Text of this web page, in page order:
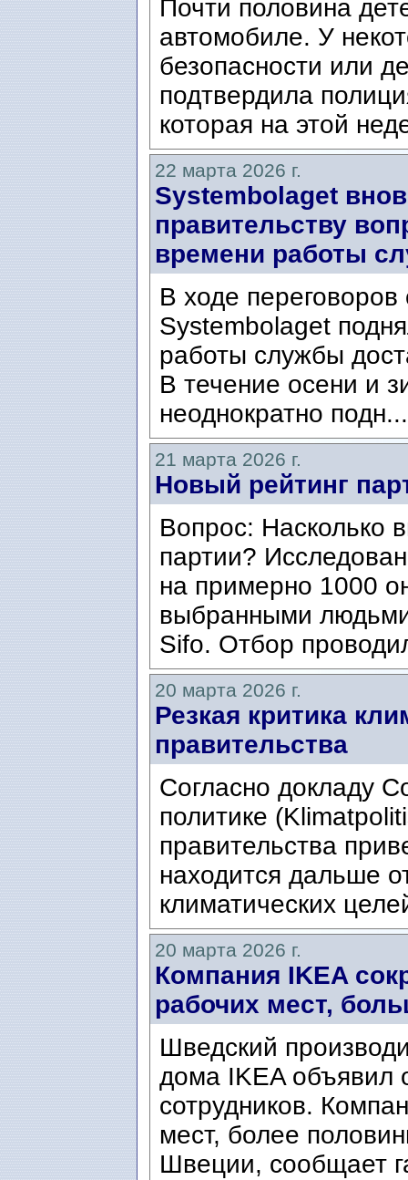
Почти половина
автомобиле. У
безопасности или
подтвердила
которая на этой
22 марта 2026 г.
Systembolaget
правительству
времени работы
В ходе
Systembolaget
работы службы
В течение осени и
неоднократно
21 марта 2026 г.
Новый рейтинг
Вопрос: Насколько
партии?
на примерно 1000
выбранными
Sifo. Отбор
20 марта 2026 г.
Резкая критика
правительства
Согласно докладу
политике
правительства
находится дальше
климатических
20 марта 2026 г.
Компания IKEA
рабочих мест,
Шведский
дома IKEA объявил
сотрудников.
мест, более
Швеции, сообщает